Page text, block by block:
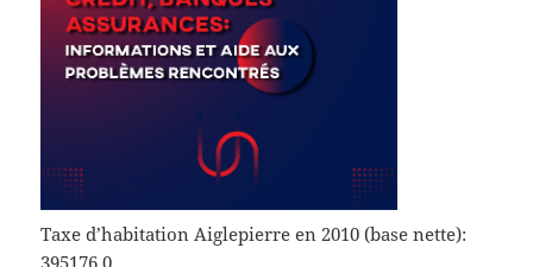
Taxe d’habitation Aiglepierre en 2010 (base nette):